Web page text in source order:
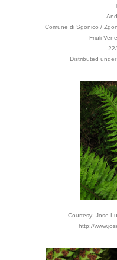
Comune di Sgonico /
Friuli
Distributed under
Courtesy: Jose
http://